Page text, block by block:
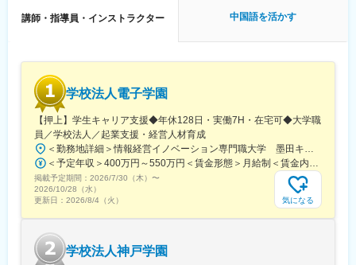
庫県)、神戸三宮駅(阪神)、ハーバーランド駅、上野広小路駅、京
(都営線)、大和川駅、バスセンター前駅、永田町駅、学習院下駅、
東池袋駅、新富町駅(東京都)、新宿御苑前駅、府中本町駅、神楽坂
駅、蓮沼駅、小川町駅(東京都)、有明駅(東京都)、銀座一丁目駅、
神谷町駅、新宿駅、大崎駅、巣鴨新田駅、高津駅(神奈川県)、高島
町駅、馬車道駅、大曽根駅、駅前駅、九条駅(京都府)、烏丸駅、天
王寺駅、大阪城北詰駅、大江橋駅、松屋町駅、住吉駅(兵庫県・阪
神線)、櫛田神社前駅、旦過駅、東北沢駅、神戸三宮駅(阪急・神戸
高速)、三宮駅(神戸新交通)、高速神戸駅、上野御徒町駅、胡町
駅、西川緑道公園駅、末広町駅(東京都)、御幸橋駅、水道橋駅、豊
島園駅(西武線)、高須神社駅
阪阿部野橋駅、東梅田駅、なんば駅(地下鉄)、横堤駅、大日駅、心
駅、千里中央駅(北大阪急行)、長堀橋駅、大阪駅、堺東駅、岡田浦
駅、森ノ宮駅、都島駅、摂津本山駅、仁川駅、鳴尾・武庫川女子
大前駅、御影駅(兵庫県・阪神線)、尼崎駅(東海道本線)、西宮北口
駅、博多駅、西新駅、酒殿駅、西鉄福岡駅、天神駅、福間駅、天
拝山駅、小倉駅(福岡県)、鴨宮駅、忍ケ丘駅、茶山・京都芸術大学
駅、和泉中央駅、自由が丘駅、幡ケ谷駅、下高井戸駅、学芸大学
駅、三軒茶屋駅、中目黒駅、下北沢駅、武蔵小杉駅、みなと元町
駅、千歳烏山駅、旧居留地・大丸前駅、元住吉駅、三宮・花時計
前駅、神戸駅(兵庫県)、加古川駅、恵比寿駅、御徒町駅、八王子
駅、山陽姫路駅、月島駅、立町駅、岡山駅、秋葉原駅、皆実町二
丁目駅、後楽園駅、ひばりケ丘駅(東京都)、倉敷駅、道場南口駅、
仙川駅、上大岡駅、練馬駅、成田駅、七道駅、鳩ケ谷駅、東札幌
駅、西４丁目駅、本川越駅、赤坂駅(東京都)、西早稲田駅、都電雑
司ケ谷駅、神泉駅、住吉駅(東京都)、亀戸水神駅、京橋駅(東京
講師・指導員・インストラクター 中国語を活かす
学校法人電子学園
【押上】学生キャリア支援◆年休128日・実働7H・在宅可◆大学職
員／学校法人／起業支援・経営人材育成
＜勤務地詳細＞情報経営イノベーション専門職大学 墨田キャンパス住所：東京都墨田区文花1-18-13 墨田キャンパス勤務地最寄駅：京成押上線／押上駅受動喫煙対策：敷地内喫煙可能場所あり変更の範囲：会社の定める事業所
＜予定年収＞400万円～550万円＜賃金形態＞月給制＜賃金内訳＞月額（基本給）：237,500円～350,000円その他固定手当/月：17,000円＜月給＞254,500円～367,000円＜昇給有無＞有＜残業手当＞有＜給与補足＞※給与詳細は、年齢や能力等を考慮の上決定致します。■昇給：年1回（4月）■賞与：年2回（7月・12月）■モデル年収：30歳 500万円（入社2年目）35歳 570万円（入社2年目）※モデル年収には賞与、時間外手当（平日時間外月30時間、休日時間外年8日間）を含みます賃金はあくまでも目安の金額であり、選考を通じて上下する可能性があります。月給(月額)は固定手当を含めた表記です。
掲載予定期間： 2026/7/30（木） 〜
2026/10/28（水）
更新日： 2026/8/4（火） 気になる
学校法人神戸学園